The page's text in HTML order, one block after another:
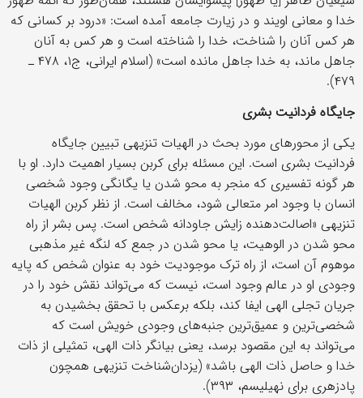
خدا و معانی اویند و در زیارت جامعه آمده است: «درود بر کسانی که
هر کس آنان را شناخت، خدا را شناخته است و هر کس به آنان
جاهل ماند، به خدا جاهل مانده است» (اسلام ایرانی، ج۱، ۴۷۸ ـ
۴۷۹).
جایگاه فردانیت بشری
یکی از محورهای مورد بحث در الهیات تنزیهی تبیین جایگاه
فردانیت بشری است. این مسئله برای کربن بسیار اهمیت دارد. او با
هر گونه تفسیری که منجر به محو شدن یا یگانگی وجود شخصی
انسان با وجود امر متعالی شود، مخالف است. از نظر کربن الهیات
تنزیهی «اصالت‌دهنده زایش جاودانه شخص است. پس بشر از راه
محو شدن در الوهیت، یا محو شدن در جمع که لنگه غیر مذهبی
موهوم آن است، از راه ترک موجودیت خود به عنوان شخص که پایه
وجودی او در عالم وجود است، نیست که می‌تواند نقش خود را در
جریان تجلی الهی ایفا کند، بلکه برعکس با تحقق بخشیدن به
شخصی‌ترین و عمیق‌ترین جنبه‌های وجودی خویش است که
می‌تواند به این مقصود برسد، یعنی بیانگر ذات الهی، تمثیلی از ذات
خدا و حاصل ذات الهی باشد» (یزدان‌شناخت تنزیهی همچون
پادزهری برای نهیلیسم، ۳۹۳).